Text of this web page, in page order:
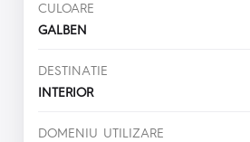
CULOARE
GALBEN
DESTINATIE
INTERIOR
DOMENIU UTILIZARE